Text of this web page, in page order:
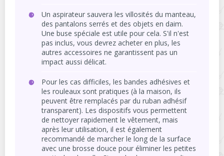
Un aspirateur sauvera les villosités du manteau,
des pantalons serrés et des objets en daim.
Une buse spéciale est utile pour cela. S'il n'est
pas inclus, vous devrez acheter en plus, les
autres accessoires ne garantissent pas un
impact aussi délicat.
Pour les cas difficiles, les bandes adhésives et
les rouleaux sont pratiques (à la maison, ils
peuvent être remplacés par du ruban adhésif
transparent). Les dispositifs vous permettent
de nettoyer rapidement le vêtement, mais
après leur utilisation, il est également
recommandé de marcher le long de la surface
avec une brosse douce pour éliminer les petites